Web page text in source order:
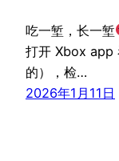
吃一堑，长一堑
打开 Xbox app
的），检…
2026年1月11日